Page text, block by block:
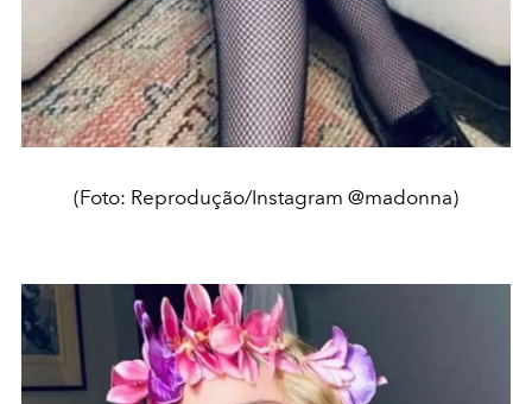
(Foto: Reprodução/Instagram @madonna)